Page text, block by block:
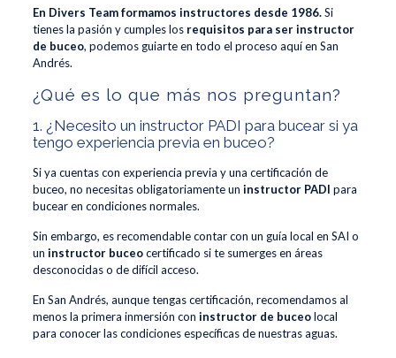
En Divers Team formamos instructores desde 1986.Si
tienes la pasión y cumples los requisitos para ser instructor
de buceo, podemos guiarte en todo el proceso aquí en San
Andrés.
¿Qué es lo que más nos preguntan?
1. ¿Necesito un instructor PADI para bucear si ya
tengo experiencia previa en buceo?
Si ya cuentas con experiencia previa y una certificación de
buceo, no necesitas obligatoriamente un instructor PADI para
bucear en condiciones normales.
Sin embargo, es recomendable contar con un guía local en SAI o
un instructor buceocertificado si te sumerges en áreas
desconocidas o de difícil acceso.
En San Andrés, aunque tengas certificación, recomendamos al
menos la primera inmersión con instructor de buceolocal
para conocer las condiciones específicas de nuestras aguas.